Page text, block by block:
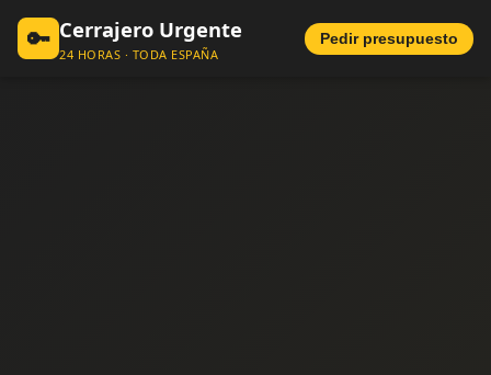
🔑 Cerrajero Urgente
24 HORAS · TODA ESPAÑA
Pedir presupuesto